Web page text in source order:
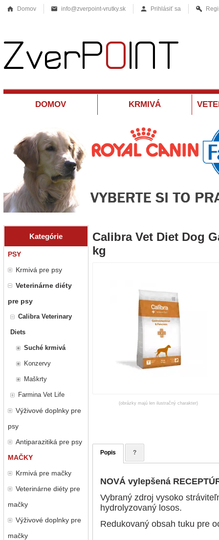
Domov info@zverpoint-vrutky.sk Prihlásiť sa
DOMOV KRMIVÁ
Kategórie
PSY
Krmivá pre psy
Veterinárne diéty
pre psy
Calibra Veterinary
Diets
Suché krmivá
Konzervy
Maškrty
Farmina Vet Life
Výživové doplnky pre
psy
Antiparazitiká pre psy
MAČKY
Krmivá pre mačky
Veterinárne diéty pre
mačky
Výživové doplnky pre
mačky
Calibra Vet Diet Dog
kg
(obrázky majú len ilustračný charakter)
Popis ?
NOVÁ vylepšená
Vybraný zdroj vysoko
hydrolyzovaný losos.
Redukovaný obsah tuku pre